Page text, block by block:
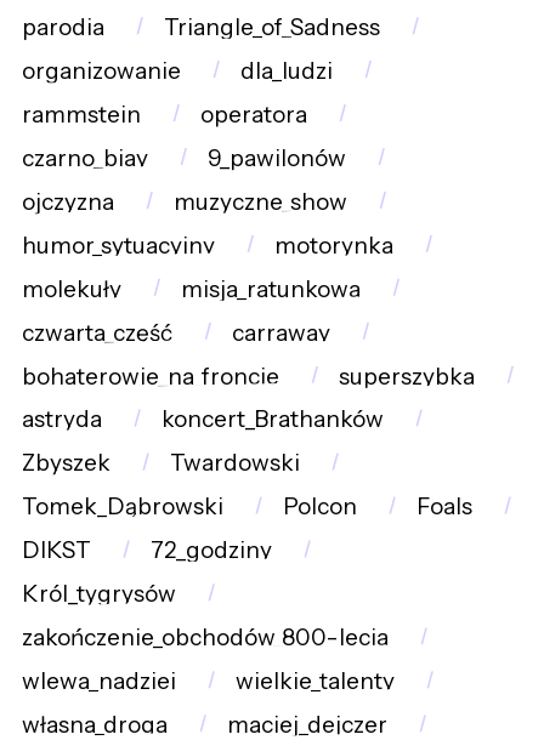
parodia
Triangle_of_Sadness
organizowanie
dla_ludzi
rammstein
operatora
czarno_biay
9_pawilonów
ojczyzna
muzyczne_show
humor_sytuacyjny
motorynka
molekuły
misja_ratunkowa
czwarta_część
carraway
bohaterowie_na_froncie
superszybka
astryda
koncert_Brathanków
Zbyszek
Twardowski
Tomek_Dąbrowski
Polcon
Foals
DIKST
72_godziny
Król_tygrysów
zakończenie_obchodów_800-lecia
wlewa_nadziej
wielkie_talenty
własna_droga
maciej_dejczer